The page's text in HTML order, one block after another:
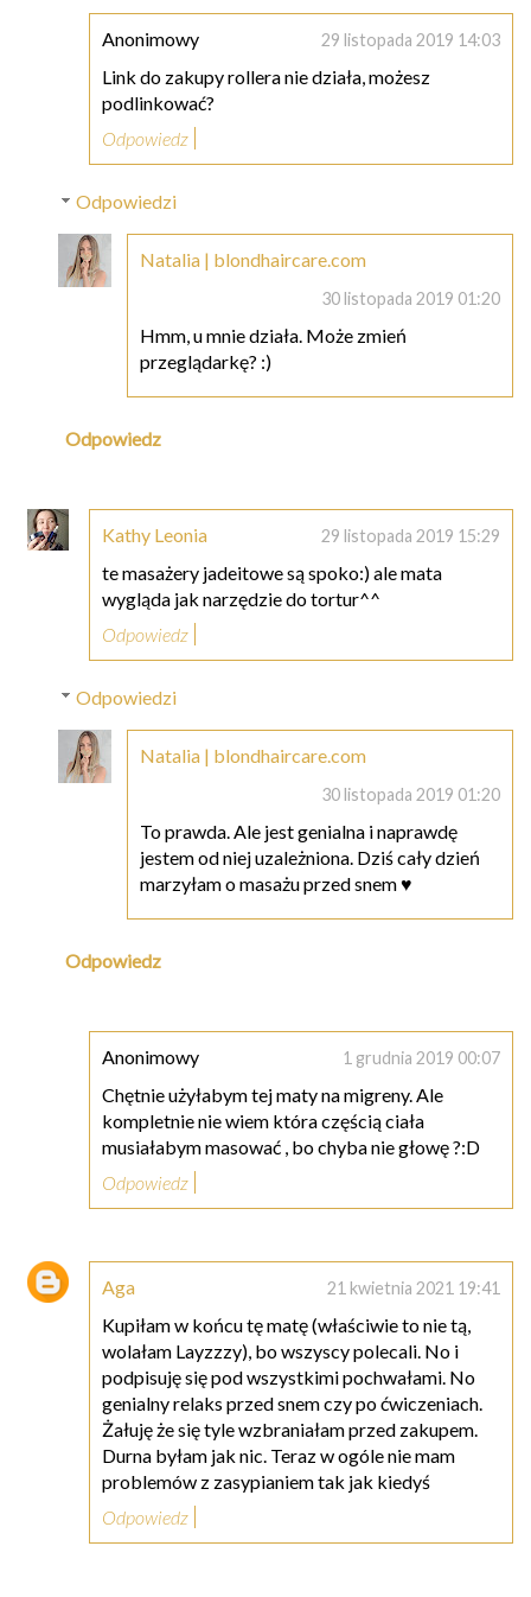
Anonimowy 29 listopada 2019 14:03
Link do zakupy rollera nie działa, możesz
podlinkować?
Odpowiedz
Odpowiedzi
Natalia | blondhaircare.com
30 listopada 2019 01:20
Hmm, u mnie działa. Może zmień
przeglądarkę? :)
Odpowiedz
Kathy Leonia 29 listopada 2019 15:29
te masażery jadeitowe są spoko:) ale mata
wygląda jak narzędzie do tortur^^
Odpowiedz
Odpowiedzi
Natalia | blondhaircare.com
30 listopada 2019 01:20
To prawda. Ale jest genialna i naprawdę
jestem od niej uzależniona. Dziś cały dzień
marzyłam o masażu przed snem ♥
Odpowiedz
Anonimowy 1 grudnia 2019 00:07
Chętnie użyłabym tej maty na migreny. Ale
kompletnie nie wiem która częścią ciała
musiałabym masować , bo chyba nie głowę ?:D
Odpowiedz
Aga 21 kwietnia 2021 19:41
Kupiłam w końcu tę matę (właściwie to nie tą,
wolałam Layzzzy), bo wszyscy polecali. No i
podpisuję się pod wszystkimi pochwałami. No
genialny relaks przed snem czy po ćwiczeniach.
Żałuję że się tyle wzbraniałam przed zakupem.
Durna byłam jak nic. Teraz w ogóle nie mam
problemów z zasypianiem tak jak kiedyś
Odpowiedz